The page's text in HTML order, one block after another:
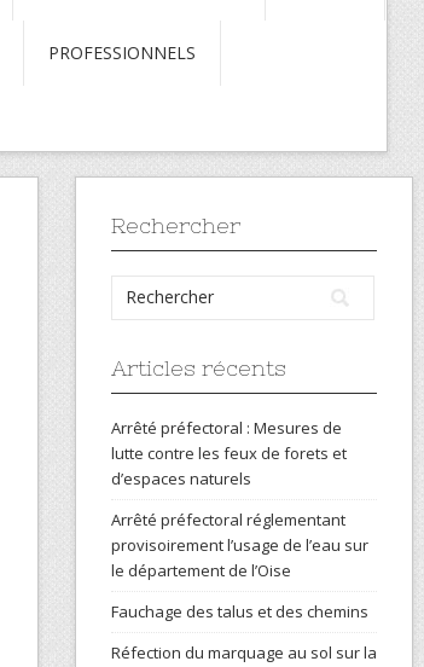
PROFESSIONNELS
Rechercher
Articles récents
Arrêté préfectoral : Mesures de
lutte contre les feux de forets et
d’espaces naturels
Arrêté préfectoral réglementant
provisoirement l’usage de l’eau sur
le département de l’Oise
Fauchage des talus et des chemins
Réfection du marquage au sol sur la